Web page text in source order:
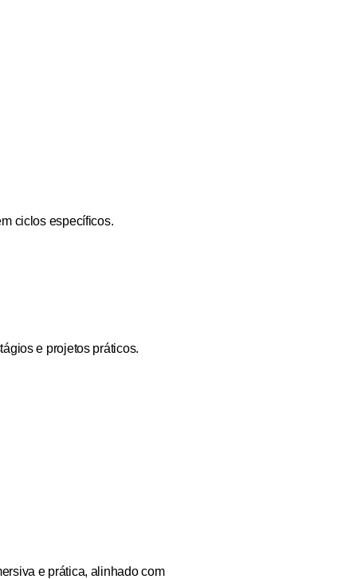
ciclos específicos.
e projetos práticos.
e prática, alinhado com